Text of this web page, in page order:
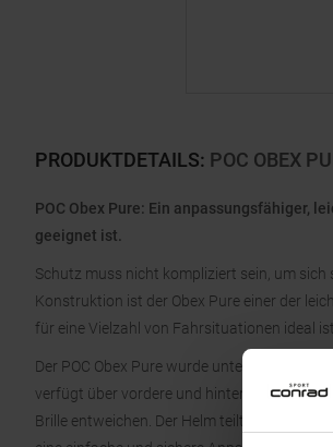
PRODUKTDETAILS: POC OBEX
POC Obex Pure: Ein anpassungsfähiger,
geeignet ist.
Schutz muss nicht kompliziert sein, um
Konstruktion ist der Obex Pure einer der
für eine Vielzahl von Fahrsituationen ideal ist.
Der POC Obex Pure wurde unter
verfügt über vordere und hintere Kanäle für
Brille entweichen. Der Helm teilt das gleiche